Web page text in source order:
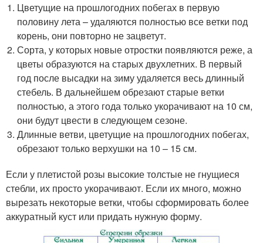
Цветущие на прошлогодних побегах в первую
половину лета – удаляются полностью все ветки под
корень, они повторно не зацветут.
Сорта, у которых новые отростки появляются реже, а
цветы образуются на старых двухлетних. В первый
год после высадки на зиму удаляется весь длинный
стебель. В дальнейшем обрезают старые ветки
полностью, а этого года только укорачивают на 10 см,
они будут цвести в следующем сезоне.
Длинные ветви, цветущие на прошлогодних побегах,
обрезают только верхушки на 10 – 15 см.
Если у плетистой розы высокие толстые не гнущиеся
стебли, их просто укорачивают. Если их много, можно
вырезать некоторые ветки, чтобы сформировать более
аккуратный куст или придать нужную форму.